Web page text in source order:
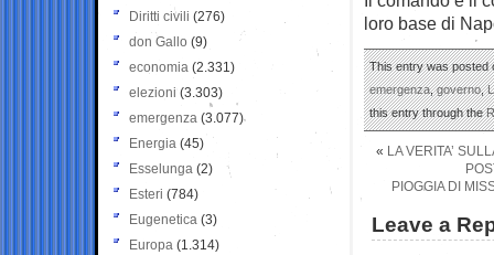
loro base di
This entry was posted
emergenza,governo,
this entry through the
« LA VERITA’
PIOGGIA DI
Leave a
Diritti civili (276)
don Gallo (9)
economia (2.331)
elezioni (3.303)
emergenza (3.077)
Energia (45)
Esselunga (2)
Esteri (784)
Eugenetica (3)
Europa (1.314)